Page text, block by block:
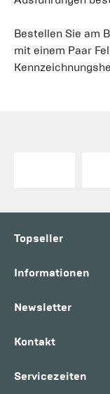
Bestellen Sie am
mit einem Paar
Topseller
Informationen
Newsletter
Kontakt
Servicezeiten